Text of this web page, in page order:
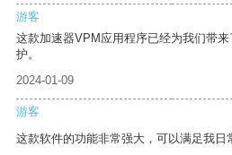
游客
这款加速器VPM应用程序已经为我们带
护。
2024-01-09
游客
这款软件的功能非常强大，可以满足我日